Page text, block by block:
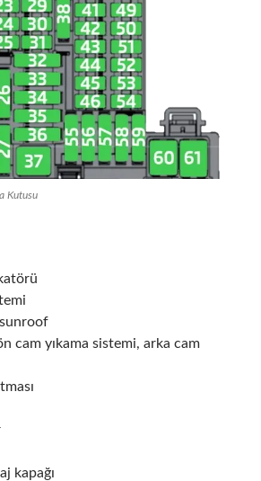
Kutusu
sunroof
cam yıkama sistemi, arka cam
kapağı